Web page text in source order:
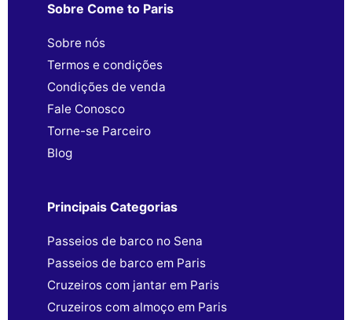
Sobre Come to Paris
Sobre nós
Termos e condições
Condições de venda
Fale Conosco
Torne-se Parceiro
Blog
Principais Categorias
Passeios de barco no Sena
Passeios de barco em Paris
Cruzeiros com jantar em Paris
Cruzeiros com almoço em Paris